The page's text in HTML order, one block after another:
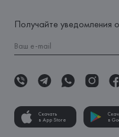
Получайте уведомления
Скачать
в App Store
в